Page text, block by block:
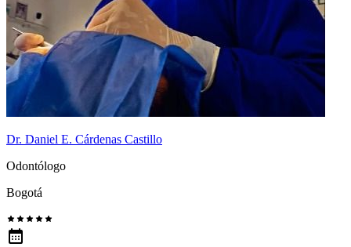
Dr. Daniel E. Cárdenas Castillo
Odontólogo
Bogotá